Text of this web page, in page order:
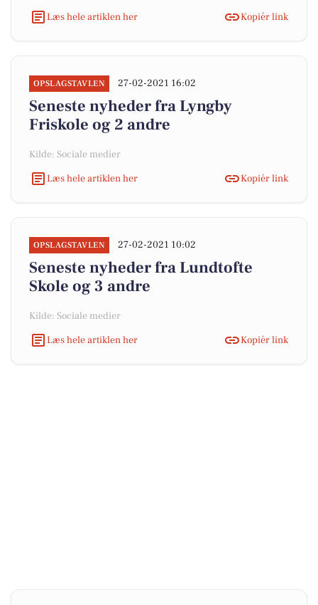
Læs hele artiklen her
Kopiér link
OPSLAGSTAVLEN 27-02-2021 16:02
Seneste nyheder fra Lyngby
Friskole og 2 andre
Kilde: Sociale medier
Læs hele artiklen her
Kopiér link
OPSLAGSTAVLEN 27-02-2021 10:02
Seneste nyheder fra Lundtofte
Skole og 3 andre
Kilde: Sociale medier
Læs hele artiklen her
Kopiér link